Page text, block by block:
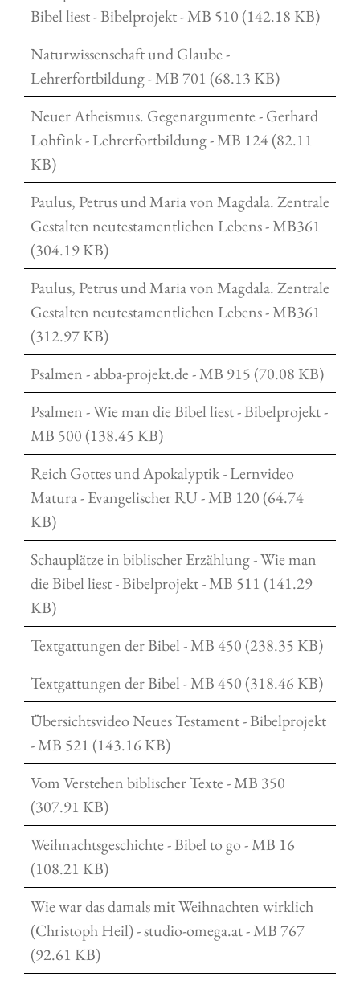
Bibel liest - Bibelprojekt - MB 510 (142.18 KB)
Naturwissenschaft und Glaube -
Lehrerfortbildung - MB 701 (68.13 KB)
Neuer Atheismus. Gegenargumente - Gerhard
Lohfink - Lehrerfortbildung - MB 124 (82.11
KB)
Paulus, Petrus und Maria von Magdala. Zentrale
Gestalten neutestamentlichen Lebens - MB361
(304.19 KB)
Paulus, Petrus und Maria von Magdala. Zentrale
Gestalten neutestamentlichen Lebens - MB361
(312.97 KB)
Psalmen - abba-projekt.de - MB 915 (70.08 KB)
Psalmen - Wie man die Bibel liest - Bibelprojekt -
MB 500 (138.45 KB)
Reich Gottes und Apokalyptik - Lernvideo
Matura - Evangelischer RU - MB 120 (64.74
KB)
Schauplätze in biblischer Erzählung - Wie man
die Bibel liest - Bibelprojekt - MB 511 (141.29
KB)
Textgattungen der Bibel - MB 450 (238.35 KB)
Textgattungen der Bibel - MB 450 (318.46 KB)
Übersichtsvideo Neues Testament - Bibelprojekt
- MB 521 (143.16 KB)
Vom Verstehen biblischer Texte - MB 350
(307.91 KB)
Weihnachtsgeschichte - Bibel to go - MB 16
(108.21 KB)
Wie war das damals mit Weihnachten wirklich
(Christoph Heil) - studio-omega.at - MB 767
(92.61 KB)